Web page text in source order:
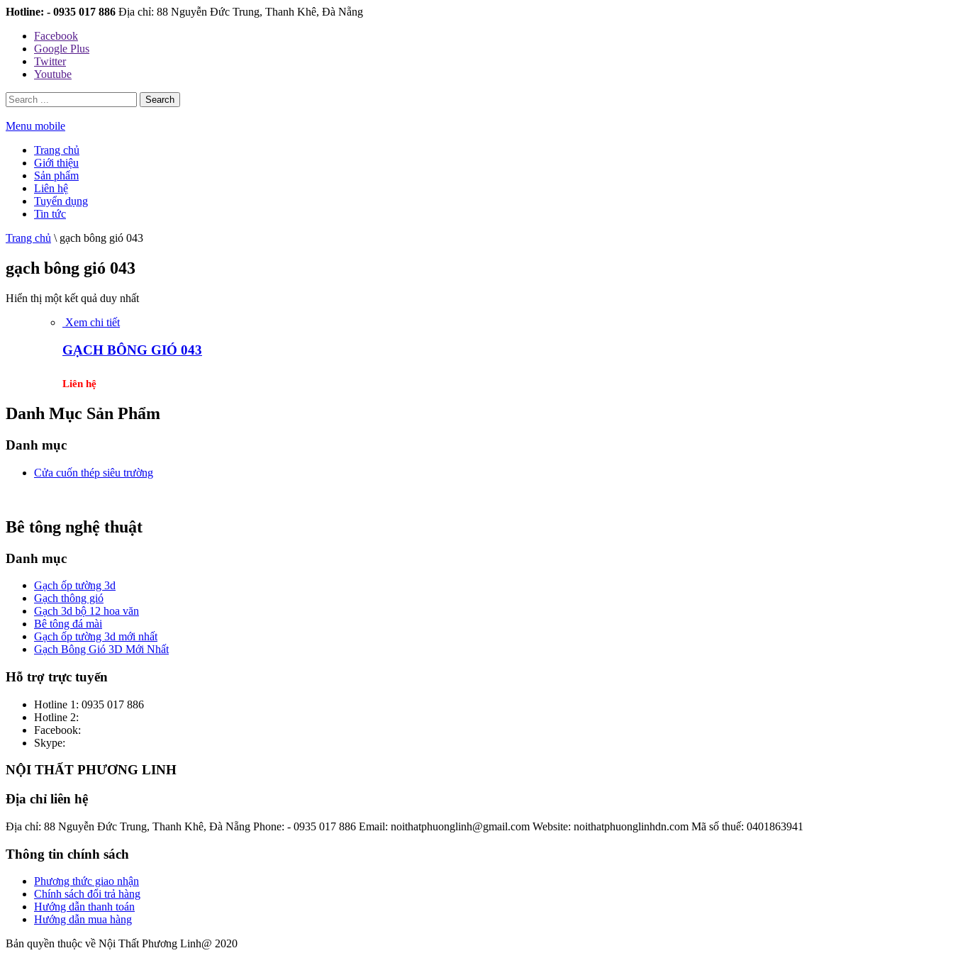
Hotline: - 0935 017 886 Địa chỉ: 88 Nguyễn Đức Trung, Thanh Khê, Đà Nẵng
Facebook
Google Plus
Twitter
Youtube
Search
Menu mobile
Trang chủ
Giới thiệu
Sản phẩm
Liên hệ
Tuyển dụng
Tin tức
Trang chủ \ gạch bông gió 043
gạch bông gió 043
Hiển thị một kết quả duy nhất
Xem chi tiết
GẠCH BÔNG GIÓ 043
Liên hệ
Danh Mục Sản Phẩm
Danh mục
Cửa cuốn thép siêu trường
Bê tông nghệ thuật
Danh mục
Gạch ốp tường 3d
Gạch thông gió
Gạch 3d bộ 12 hoa văn
Bê tông đá mài
Gạch ốp tường 3d mới nhất
Gạch Bông Gió 3D Mới Nhất
Hỗ trợ trực tuyến
Hotline 1: 0935 017 886
Hotline 2:
Facebook:
Skype:
NỘI THẤT PHƯƠNG LINH
Địa chỉ liên hệ
Địa chỉ: 88 Nguyễn Đức Trung, Thanh Khê, Đà Nẵng Phone: - 0935 017 886 Email: noithatphuonglinh@gmail.com Website: noithatphuonglinhdn.com Mã số thuế: 0401863941
Thông tin chính sách
Phương thức giao nhận
Chính sách đổi trả hàng
Hướng dẫn thanh toán
Hướng dẫn mua hàng
Bản quyền thuộc về Nội Thất Phương Linh@ 2020